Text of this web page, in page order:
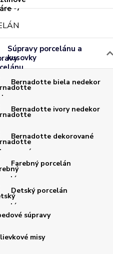
Súpravy porcelánu a
kusovky
Bernadotte biela nedekor
Bernadotte ivory nedekor
Bernadotte dekorované
Farebný porcelán
Detský porcelán
súpravy
misy